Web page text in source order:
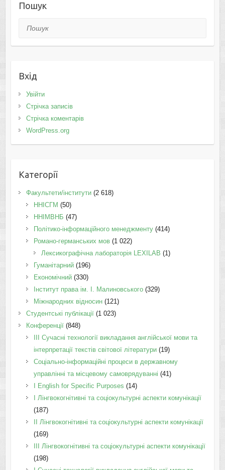
Пошук
Пошук
Вхід
Увійти
Стрічка записів
Стрічка коментарів
WordPress.org
Категорії
Факультети/інститути(2 618)
ННІСГМ (50)
ННІМВНБ (47)
Політико-інформаційного менеджменту(414)
Романо-германських мов(1 022)
Лексикографічна лабораторія LEXILAB (1)
Гуманітарний(196)
Економічний(330)
Інститут права ім. І. Малиновського(329)
Міжнародних відносин(121)
Студентські публікації(1 023)
Конференції(848)
III Сучасні технології викладання англійської мови та
інтерпретації текстів світової літератури(19)
Соціально-інформаційні процеси в державному
управлінні та місцевому самоврядуванні (41)
І English for Specific Purposes (14)
I Лінгвокогнітивні та соціокультурні аспекти комунікації
(187)
IІ Лінгвокогнітивні та соціокультурні аспекти комунікації
(169)
IІI Лінгвокогнітивні та соціокультурні аспекти комунікації
(198)